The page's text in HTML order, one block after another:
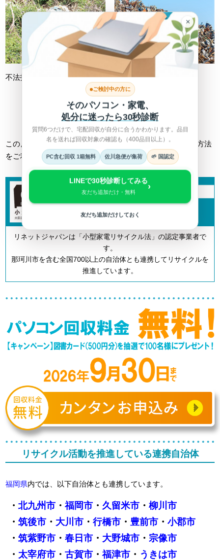
不法投棄 不適切処理
詳しくは総務省HPへ >
このようなトラブルに巻き込まれない為にも、正しい回収方法
をご利用ください。
リネットジャパンは「小型家電リサイクル法」の認定事業者で
す。
那珂川市を含む全国700以上の自治体とも連携してリサイクルを
推進しています。
リサイクル活動を推進している連携自治体
福岡県内では、以下自治体とも連携しています。
・ 北九州市・福岡市・ 久留米市・ 柳川市
・ 筑後市・ 大川市・ 行橋市・ 豊前市・ 小郡市
・ 筑紫野市・ 春日市・ 大野城市・ 宗像市
・ 太宰府市・ 古賀市・福津市・ うきは市
×
ご検討中の方に
そのパソコン・家電、
処分に迷ったら30秒診断
質問6つだけで、宅配回収が自分に合うかわかります。品目
名を送れば回収対象の確認も（400品目以上）。
PC含む回収 1箱無料 佐川急便が集荷 🌱 国認定
LINEで30秒診断してみる
友だち追加だけ・無料
›
友だち追加だけしておく